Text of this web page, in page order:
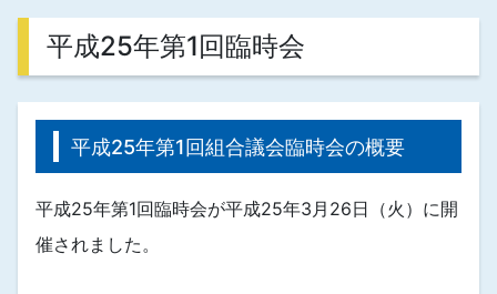
平成25年第1回臨時会
平成25年第1回組合議会臨時会の概要
平成25年第1回臨時会が平成25年3月26日（火）に開
催されました。